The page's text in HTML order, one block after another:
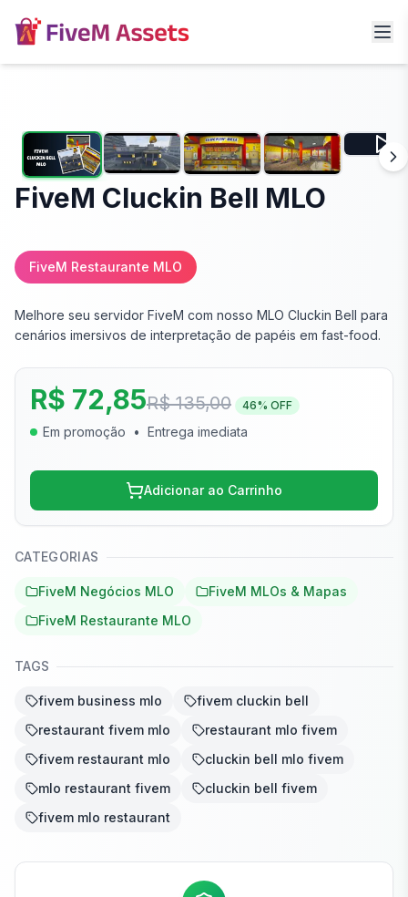
FiveM Cluckin Bell MLO
FiveM Restaurante MLO
Melhore seu servidor FiveM com nosso MLO Cluckin Bell para
cenários imersivos de interpretação de papéis em fast-food.
R$ 72,85R$ 135,00 46% OFF
Em promoção • Entrega imediata
Adicionar ao Carrinho
CATEGORIAS
FiveM Negócios MLO
FiveM MLOs & Mapas
FiveM Restaurante MLO
TAGS
fivem business mlo
fivem cluckin bell
restaurant fivem mlo
restaurant mlo fivem
fivem restaurant mlo
cluckin bell mlo fivem
mlo restaurant fivem
cluckin bell fivem
fivem mlo restaurant